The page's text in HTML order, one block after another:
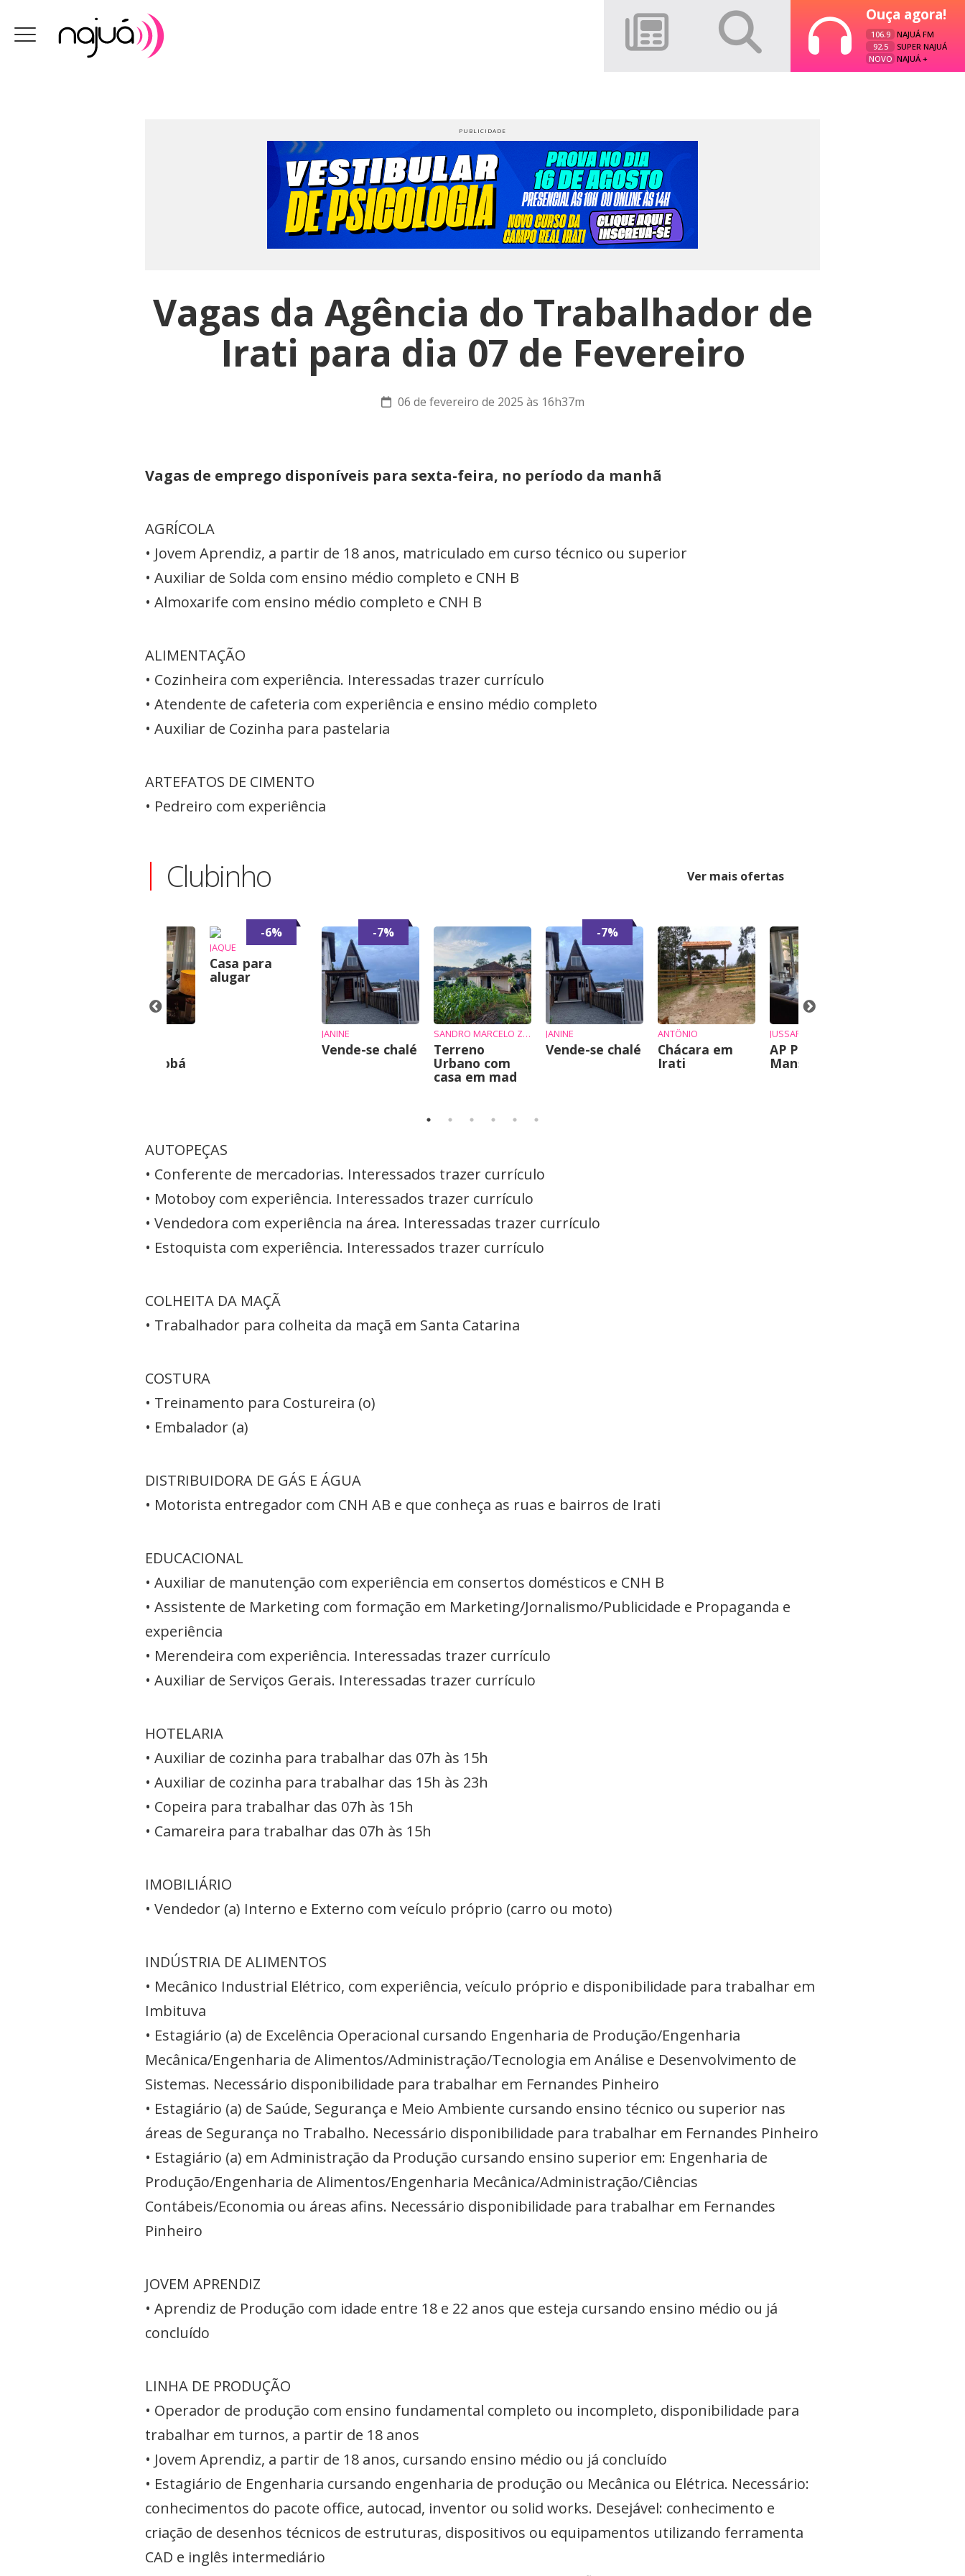
Ouça agora!
106.9
NAJUÁ FM
92.5
SUPER NAJUÁ
NOVO NAJUÁ +
Vagas da Agência do Trabalhador de
Irati para dia 07 de Fevereiro
06 de fevereiro de 2025 às 16h37m
Vagas de emprego disponíveis para sexta-feira, no período da manhã
AGRÍCOLA
• Jovem Aprendiz, a partir de 18 anos, matriculado em curso técnico ou superior
• Auxiliar de Solda com ensino médio completo e CNH B
• Almoxarife com ensino médio completo e CNH B
ALIMENTAÇÃO
• Cozinheira com experiência. Interessadas trazer currículo
• Atendente de cafeteria com experiência e ensino médio completo
• Auxiliar de Cozinha para pastelaria
ARTEFATOS DE CIMENTO
• Pedreiro com experiência
Clubinho Ver mais ofertas
Mansa Caiobá
-6%
JAQUE
Casa para
alugar
-7%
JANINE
Vende-se chalé
SANDRO MARCELO ZIEMBIKIEWICZ
Terreno
Urbano com
casa em mad
-7%
JANINE
Vende-se chalé
ANTÔNIO
Chácara em
Irati
JUSSARA
AP Praia
Mansa Caiobá
AUTOPEÇAS
• Conferente de mercadorias. Interessados trazer currículo
• Motoboy com experiência. Interessados trazer currículo
• Vendedora com experiência na área. Interessadas trazer currículo
• Estoquista com experiência. Interessados trazer currículo
COLHEITA DA MAÇÃ
• Trabalhador para colheita da maçã em Santa Catarina
COSTURA
• Treinamento para Costureira (o)
• Embalador (a)
DISTRIBUIDORA DE GÁS E ÁGUA
• Motorista entregador com CNH AB e que conheça as ruas e bairros de Irati
EDUCACIONAL
• Auxiliar de manutenção com experiência em consertos domésticos e CNH B
• Assistente de Marketing com formação em Marketing/Jornalismo/Publicidade e Propaganda e
experiência
• Merendeira com experiência. Interessadas trazer currículo
• Auxiliar de Serviços Gerais. Interessadas trazer currículo
HOTELARIA
• Auxiliar de cozinha para trabalhar das 07h às 15h
• Auxiliar de cozinha para trabalhar das 15h às 23h
• Copeira para trabalhar das 07h às 15h
• Camareira para trabalhar das 07h às 15h
IMOBILIÁRIO
• Vendedor (a) Interno e Externo com veículo próprio (carro ou moto)
INDÚSTRIA DE ALIMENTOS
• Mecânico Industrial Elétrico, com experiência, veículo próprio e disponibilidade para trabalhar em
Imbituva
• Estagiário (a) de Excelência Operacional cursando Engenharia de Produção/Engenharia
Mecânica/Engenharia de Alimentos/Administração/Tecnologia em Análise e Desenvolvimento de
Sistemas. Necessário disponibilidade para trabalhar em Fernandes Pinheiro
• Estagiário (a) de Saúde, Segurança e Meio Ambiente cursando ensino técnico ou superior nas
áreas de Segurança no Trabalho. Necessário disponibilidade para trabalhar em Fernandes Pinheiro
• Estagiário (a) em Administração da Produção cursando ensino superior em: Engenharia de
Produção/Engenharia de Alimentos/Engenharia Mecânica/Administração/Ciências
Contábeis/Economia ou áreas afins. Necessário disponibilidade para trabalhar em Fernandes
Pinheiro
JOVEM APRENDIZ
• Aprendiz de Produção com idade entre 18 e 22 anos que esteja cursando ensino médio ou já
concluído
LINHA DE PRODUÇÃO
• Operador de produção com ensino fundamental completo ou incompleto, disponibilidade para
trabalhar em turnos, a partir de 18 anos
• Jovem Aprendiz, a partir de 18 anos, cursando ensino médio ou já concluído
• Estagiário de Engenharia cursando engenharia de produção ou Mecânica ou Elétrica. Necessário:
conhecimentos do pacote office, autocad, inventor ou solid works. Desejável: conhecimento e
criação de desenhos técnicos de estruturas, dispositivos ou equipamentos utilizando ferramenta
CAD e inglês intermediário